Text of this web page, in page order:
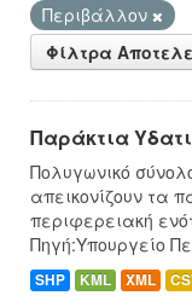
Περιβάλλον
Φίλτρα
Παράκτια
Πολυγωνικό
απεικονίζουν τα
περιφερειακή
Πηγή:Υπουργείο
SHP KML XML